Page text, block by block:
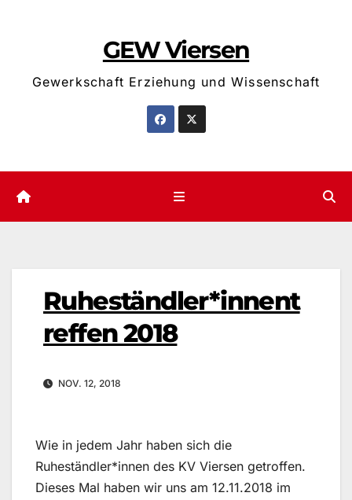
GEW Viersen
Gewerkschaft Erziehung und Wissenschaft
Ruheständler*innent
reffen 2018
NOV. 12, 2018
Wie in jedem Jahr haben sich die
Ruheständler*innen des KV Viersen getroffen.
Dieses Mal haben wir uns am 12.11.2018 im